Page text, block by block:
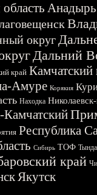
Анадырь
округ
Дальний
край Камчатский
Амуре Корякия
Находка
Камчатский
Республика
Сибирь ТОФ Тында
край
Якутск